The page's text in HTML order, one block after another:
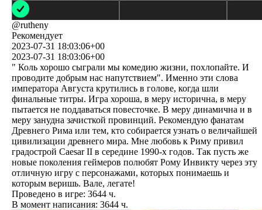
@rutheny
Рекомендует
2023-07-31 18:03:06+00
2023-07-31 18:03:06+00
" Коль хорошо сыграли мы комедию жизни, похлопайте. И
проводите добрым нас напутствием". Именно эти слова
императора Августа крутились в голове, когда шли
финальные титры. Игра хороша, в меру исторична, в меру
пытается не поддаваться повесточке. В меру динамична и в
меру занудна зачисткой провинций. Рекомендую фанатам
Древнего Рима или тем, кто собирается узнать о величайшей
цивилизации древнего мира. Мне любовь к Риму привил
градострой Caesar II в середине 1990-х годов. Так пусть же
новые поколения геймеров полюбят Рому Инвикту через эту
отличную игру с персонажами, которых понимаешь и
которым веришь. Вале, легате!
Проведено в игре: 3644 ч.
В момент написания: 3644 ч.